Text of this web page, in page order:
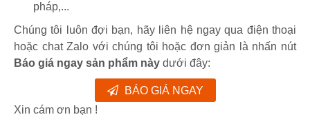
pháp,...
Chúng tôi luôn đợi bạn, hãy liên hệ ngay qua điện thoại
hoặc chat Zalo với chúng tôi hoặc đơn giản là nhấn nút
Báo giá ngay sản phẩm này dưới đây:
BÁO GIÁ NGAY
Xin cám ơn bạn !